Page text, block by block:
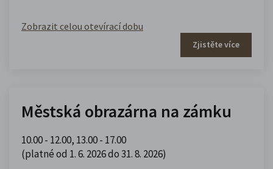
Zobrazit celou otevírací dobu
Zjistěte více
Městská obrazárna na zámku
10.00 - 12.00, 13.00 - 17.00
(platné od 1. 6. 2026 do 31. 8. 2026)